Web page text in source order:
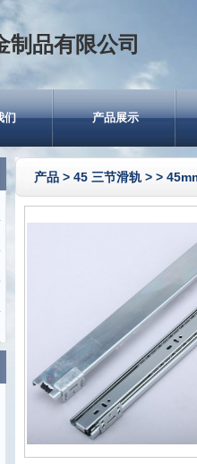
制品有限公司
们 产品展示
产品 > 45 三节滑轨 > >